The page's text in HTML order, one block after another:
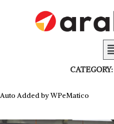
CATEGORY:
Auto Added by WPeMatico